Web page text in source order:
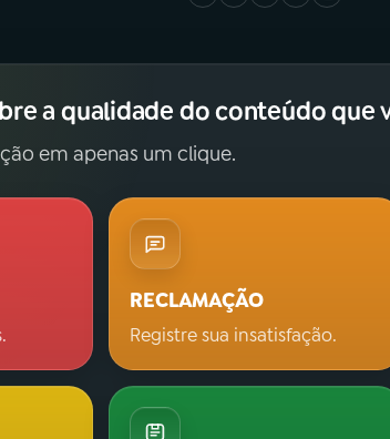
a qualidade do conteúdo que
em apenas um clique.
RECLAMAÇÃO
Registre sua insatisfação.